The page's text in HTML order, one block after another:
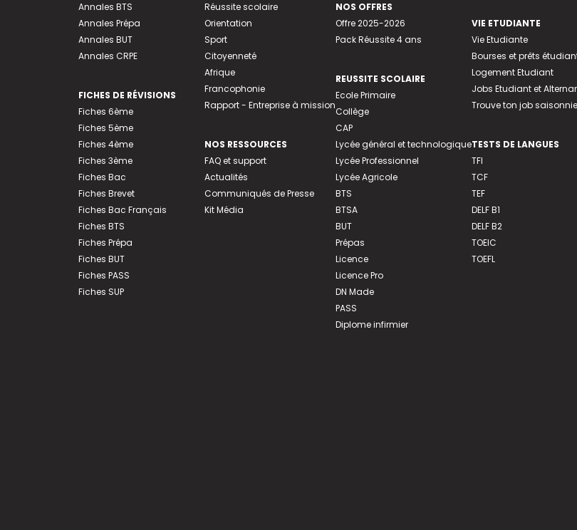
Annales BTS
Annales Prépa
Annales BUT
Annales CRPE
FICHES DE RÉVISIONS
Fiches 6ème
Fiches 5ème
Fiches 4ème
Fiches 3ème
Fiches Bac
Fiches Brevet
Fiches Bac Français
Fiches BTS
Fiches Prépa
Fiches BUT
Fiches PASS
Fiches SUP
Réussite scolaire
Orientation
Sport
Citoyenneté
Afrique
Francophonie
Rapport - Entreprise à mission
NOS RESSOURCES
FAQ et support
Actualités
Communiqués de Presse
Kit Média
NOS OFFRES
Offre 2025-2026
Pack Réussite 4 ans
REUSSITE SCOLAIRE
Ecole Primaire
Collège
CAP
Lycée général et technologique
Lycée Professionnel
Lycée Agricole
BTS
BTSA
BUT
Prépas
Licence
Licence Pro
DN Made
PASS
Diplome infirmier
VIE ETUDIANTE
Vie Etudiante
Bourses et prêts
Logement Etudiant
Jobs Etudiant et
Trouve ton job
TESTS DE LANGUES
TFI
TCF
TEF
DELF B1
DELF B2
TOEIC
TOEFL